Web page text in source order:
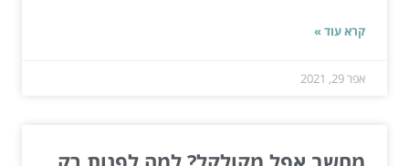
קרא עוד »
אפר 29, 2021